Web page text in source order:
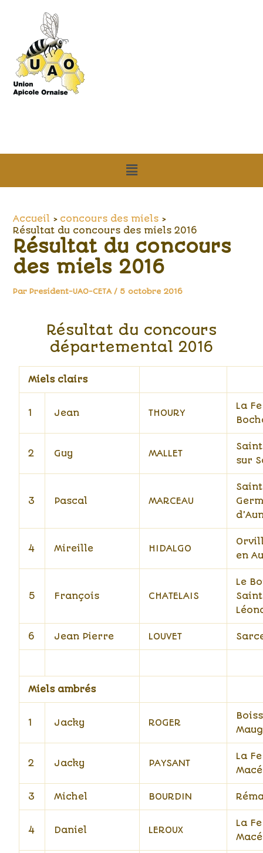
Menu
Accueil
concours des miels
Résultat du concours des miels 2016
Résultat du concours
des miels 2016
ParPresident-UAO-CETA / 5 octobre 2016
Résultat du concours
départemental 2016
Miels clairs
1 Jean THOURY
La
2 Guy MALLET
sur
3 Pascal MARCEAU
Saint
4 Mireille HIDALGO
en
5 François CHATELAIS
Le
Saint
6 Jean Pierre LOUVET
Miels ambrés
1 Jacky ROGER
2 Jacky PAYSANT
La
Macé
3 Michel BOURDIN
4 Daniel LEROUX
La
Macé
articles